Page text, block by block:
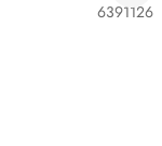
6391126